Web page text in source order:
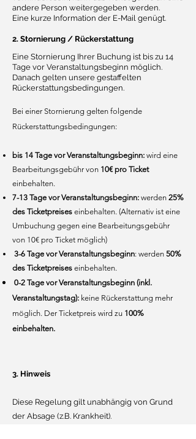
andere Person weitergegeben werden.
Eine kurze Information der E-Mail genügt.
2. Stornierung / Rückerstattung
Eine Stornierung Ihrer Buchung ist bis zu 14
Tage vor Veranstaltungsbeginn möglich.
Danach gelten unsere gestaffelten
Rückerstattungsbedingungen.
Bei einer Stornierung gelten folgende
Rückerstattungsbedingungen:
bis 14 Tage vor Veranstaltungsbeginn: wird eine
Bearbeitungsgebühr von 10€ pro Ticket
einbehalten.
7-13 Tage vor Veranstaltungsbeginn: werden 25%
des Ticketpreises einbehalten. (Alternativ ist eine
Umbuchung gegen eine Bearbeitungsgebühr
von 10€ pro Ticket möglich)
3-6 Tage vor Veranstaltungsbeginn: werden 50%
des Ticketpreises einbehalten.
0-2 Tage vor Veranstaltungsbeginn (inkl.
Veranstaltungstag): keine Rückerstattung mehr
möglich. Der Ticketpreis wird zu 100%
einbehalten.
3. Hinweis
Diese Regelung gilt unabhängig von Grund
der Absage (z.B. Krankheit).